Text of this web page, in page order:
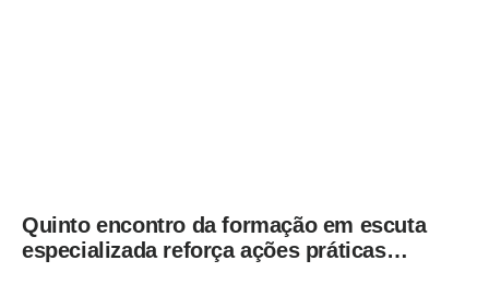
Quinto encontro da formação em escuta
especializada reforça ações práticas